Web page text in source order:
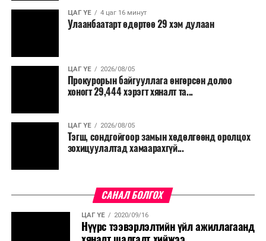
ЦАГ ҮЕ 4 цаг 16 минут
Улаанбаатарт өдөртөө 29 хэм дулаан
ЦАГ ҮЕ 2026/08/05
Прокурорын байгууллага өнгөрсөн долоо
хоногт 29,444 хэрэгт хяналт та...
ЦАГ ҮЕ 2026/08/05
Тэгш, сондгойгоор замын хөдөлгөөнд оролцох
зохицуулалтад хамаарахгүй...
САНАЛ БОЛГОХ
ЦАГ ҮЕ 2020/09/16
Нүүрс тээвэрлэлтийн үйл ажиллагаанд